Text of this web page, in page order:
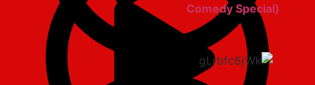
Comedy Special)